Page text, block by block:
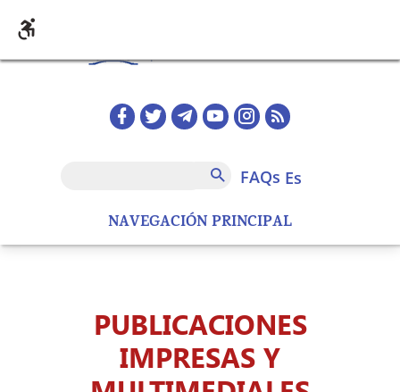
NAVEGACIÓN PRINCIPAL
Redes sociales home
FAQs
FAQs es
PUBLICACIONES
IMPRESAS Y